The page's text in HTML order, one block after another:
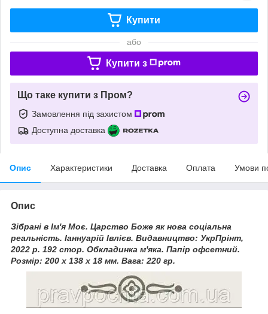
Купити
або
Купити з
Що таке купити з Пром?
Замовлення під захистом
Доступна доставка
Опис Характеристики Доставка Оплата Умови
Опис
Зібрані в Ім'я Моє. Царство Боже як нова соціальна
реальність. Іаннуарій Івлієв. Видавництво: УкрПрінт,
2022 р. 192 стор. Обкладинка м'яка. Папір офсетний.
Розмір: 200 х 138 х 18 мм. Вага: 220 гр.